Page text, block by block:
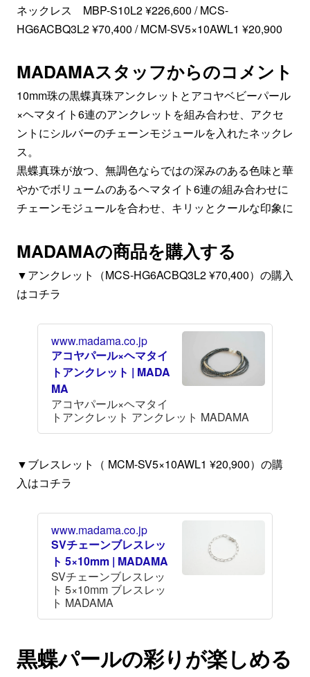
ネックレス MBP-S10L2 ¥226,600 / MCS-
HG6ACBQ3L2 ¥70,400 / MCM-SV5×10AWL1 ¥20,900
MADAMAスタッフからのコメント
10mm珠の黒蝶真珠アンクレットとアコヤベビーパール
×ヘマタイト6連のアンクレットを組み合わせ、アクセ
ントにシルバーのチェーンモジュールを入れたネックレ
ス。
黒蝶真珠が放つ、無調色ならではの深みのある色味と華
やかでボリュームのあるヘマタイト6連の組み合わせに
チェーンモジュールを合わせ、キリッとクールな印象に
MADAMAの商品を購入する
▼アンクレット（MCS-HG6ACBQ3L2 ¥70,400）の購入
はコチラ
www.madama.co.jp
アコヤパール×ヘマタイ
トアンクレット | MADA
MA
アコヤパール×ヘマタイ
トアンクレット アンクレット MADAMA
▼ブレスレット（ MCM-SV5×10AWL1 ¥20,900）の購
入はコチラ
www.madama.co.jp
SVチェーンブレスレッ
ト 5×10mm | MADAMA
SVチェーンブレスレッ
ト 5×10mm ブレスレッ
ト MADAMA
黒蝶パールの彩りが楽しめる